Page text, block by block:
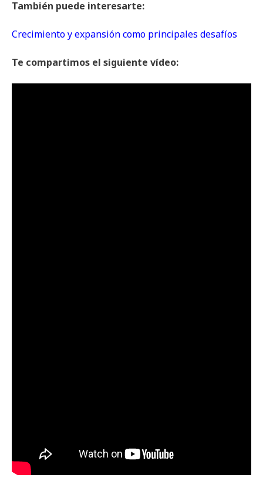
También puede interesarte:
Crecimiento y expansión como principales desafíos
Te compartimos el siguiente vídeo: